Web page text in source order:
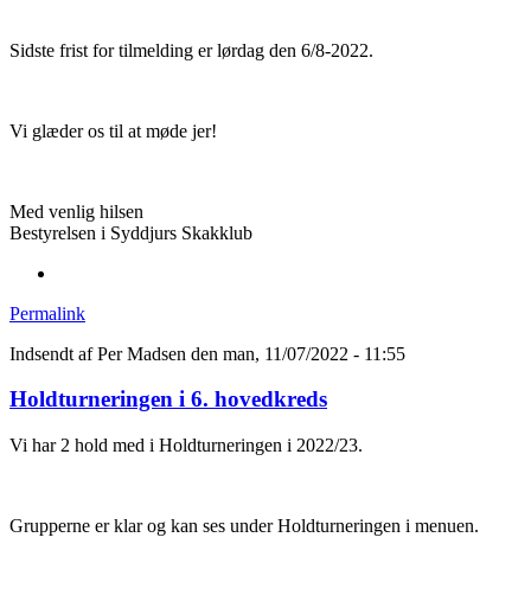
Sidste frist for tilmelding er lørdag den 6/8-2022.
Vi glæder os til at møde jer!
Med venlig hilsen
Bestyrelsen i Syddjurs Skakklub
Permalink
Indsendt afPer Madsen den man, 11/07/2022 - 11:55
Holdturneringen i 6. hovedkreds
Vi har 2 hold med i Holdturneringen i 2022/23.
Grupperne er klar og kan ses under Holdturneringen i menuen.